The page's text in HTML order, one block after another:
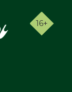
16+